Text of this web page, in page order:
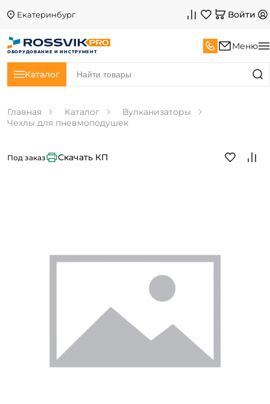
Екатеринбург Войти
ОБОРУДОВАНИЕ И ИНСТРУМЕНТ
Меню
Каталог
Главная Каталог
Вулканизаторы
Чехлы для пневмоподушек
Под заказ Скачать КП